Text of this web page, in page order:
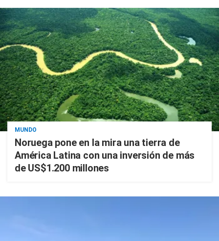
MUNDO
Noruega pone en la mira una tierra de
América Latina con una inversión de más
de US$1.200 millones